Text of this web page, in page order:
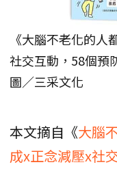
《大腦不老化的
社交互動，58個預
圖／三采文化
本文摘自《大腦
成x正念減壓x社